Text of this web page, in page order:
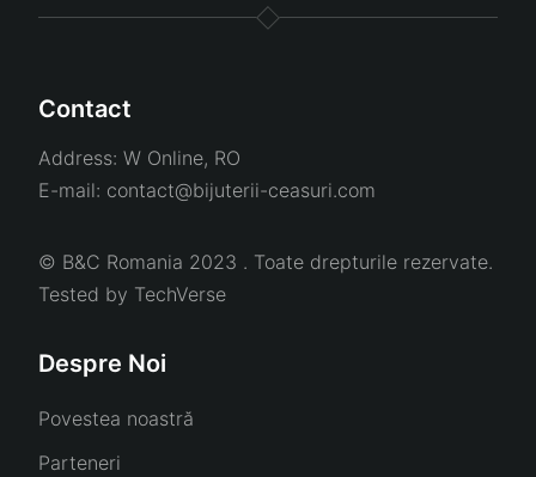
Contact
Address: W Online, RO
E-mail: contact@bijuterii-ceasuri.com
© B&C Romania 2023 . Toate drepturile rezervate.
Tested by TechVerse
Despre Noi
Povestea noastră
Parteneri